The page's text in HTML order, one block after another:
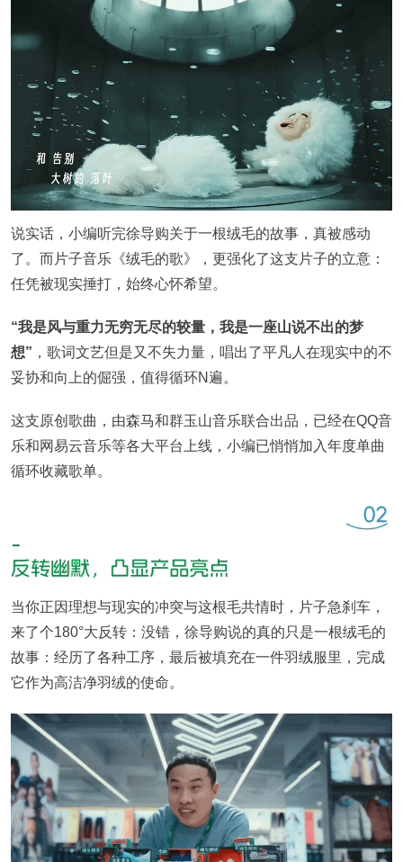
说实话，小编听完徐导购关于一根绒毛的故事，真被感动
了。而片子音乐《绒毛的歌》，更强化了这支片子的立意：
任凭被现实捶打，始终心怀希望。
“我是风与重力无穷无尽的较量，我是一座山说不出的梦
想” ，歌词文艺但是又不失力量，唱出了平凡人在现实中的不
妥协和向上的倔强，值得循环N遍。
这支原创歌曲，由森马和群玉山音乐联合出品，已经在QQ音
乐和网易云音乐等各大平台上线，小编已悄悄加入年度单曲
循环收藏歌单。
当你正因理想与现实的冲突与这根毛共情时，片子急刹车，
来了个180°大反转：没错，徐导购说的真的只是一根绒毛的
故事：经历了各种工序，最后被填充在一件羽绒服里，完成
它作为高洁净羽绒的使命。